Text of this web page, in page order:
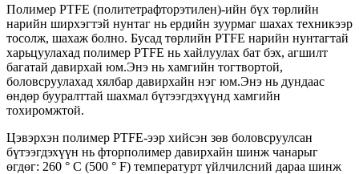
Полимер PTFE (политетрафторэтилен)-ийн бүх төрлийн
нарийн ширхэгтэй нунтаг нь ердийн зуурмаг шахах техникээр
тосолж, шахаж болно. Бусад төрлийн PTFE нарийн нунтагтай
харьцуулахад полимер PTFE нь хайлуулах бат бэх, агшилт
багатай давирхай юм.Энэ нь хамгийн тогтвортой,
боловсруулахад хялбар давирхайн нэг юм.Энэ нь дундаас
өндөр бууралттай шахмал бүтээгдэхүүнд хамгийн
тохиромжтой.
Цэвэрхэн полимер PTFE-ээр хийсэн зөв боловсруулсан
бүтээгдэхүүн нь фторполимер давирхайн шинж чанарыг
өгдөг: 260 ° C (500 ° F) температурт үйлчилсний дараа шинж